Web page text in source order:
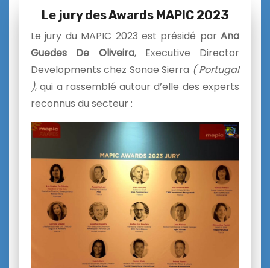
Le jury des Awards MAPIC 2023
Le jury du MAPIC 2023 est présidé parAna
Guedes De Oliveira, Executive Director
Developments chez Sonae Sierra ( Portugal
), qui a rassemblé autour d’elle des experts
reconnus du secteur :